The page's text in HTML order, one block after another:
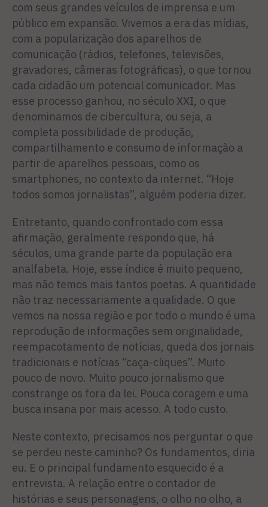
com seus grandes veículos de imprensa e um
público em expansão. Vivemos a era das mídias,
com a popularização dos aparelhos de
comunicação (rádios, telefones, televisões,
gravadores, câmeras fotográficas), o que tornou
cada cidadão um potencial comunicador. Mas
esse processo ganhou, no século XXI, o que
denominamos de cibercultura, ou seja, a
completa possibilidade de produção,
compartilhamento e consumo de informação a
partir de aparelhos pessoais, como os
smartphones, no contexto da internet. “Hoje
todos somos jornalistas”, alguém poderia dizer.
Entretanto, quando confrontado com essa
afirmação, geralmente respondo que, há
séculos, uma grande parte da população era
analfabeta. Hoje, esse índice é muito pequeno,
mas não temos mais tantos poetas. A quantidade
não traz necessariamente a qualidade. O que
vemos na nossa região e por todo o mundo é uma
reprodução de informações sem originalidade,
reempacotamento de notícias, queda dos jornais
tradicionais e notícias “caça-cliques”. Muito
pouco de novo. Muito pouco jornalismo que
constrange os fora da lei. Pouca coragem e uma
busca insana por mais acesso. A todo custo.
Neste contexto, precisamos nos perguntar o que
se perdeu neste caminho? Os fundamentos, diria
eu. E o principal fundamento esquecido é a
entrevista. A relação entre o contador de
histórias e seus personagens, o olho no olho, a